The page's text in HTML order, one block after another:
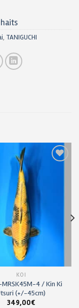
, TANIGUCHI
KOÏ
MRSK45M-4 / Kin Ki
(+/-45cm)
349,00€